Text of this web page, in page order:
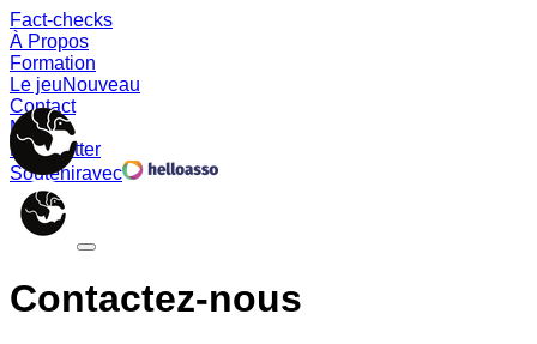
Fact-checks
À Propos
Formation
Le jeuNouveau
Contact
Memes
Newsletter
Souteniravec
Contactez-nous